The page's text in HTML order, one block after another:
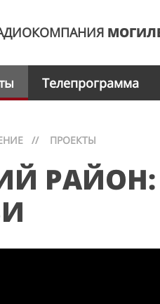
Телепрограмма
// ПРОЕКТЫ